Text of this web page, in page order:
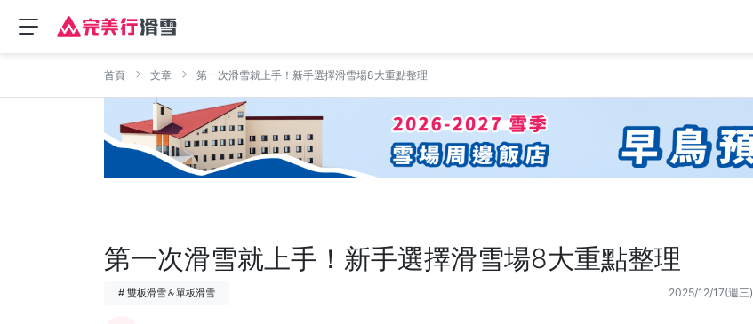
首頁 文章 第一次滑雪就上手！新手選擇滑雪場8大重點整理
第一次滑雪就上手！新手選擇滑雪場8大重點整理
# 雙板滑雪＆單板滑雪 2025/12/17(週三)